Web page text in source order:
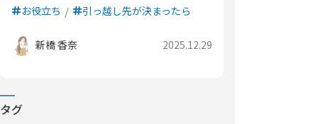
お役立ち 引っ越し先が決まったら
新橋 香奈 2025.12.29
タグ